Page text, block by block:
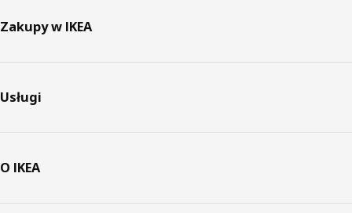
Zakupy w IKEA
Usługi
O IKEA